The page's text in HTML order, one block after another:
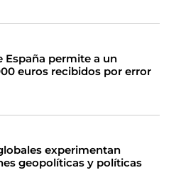
España permite a un
euros recibidos por error
experimentan
geopolíticas y políticas